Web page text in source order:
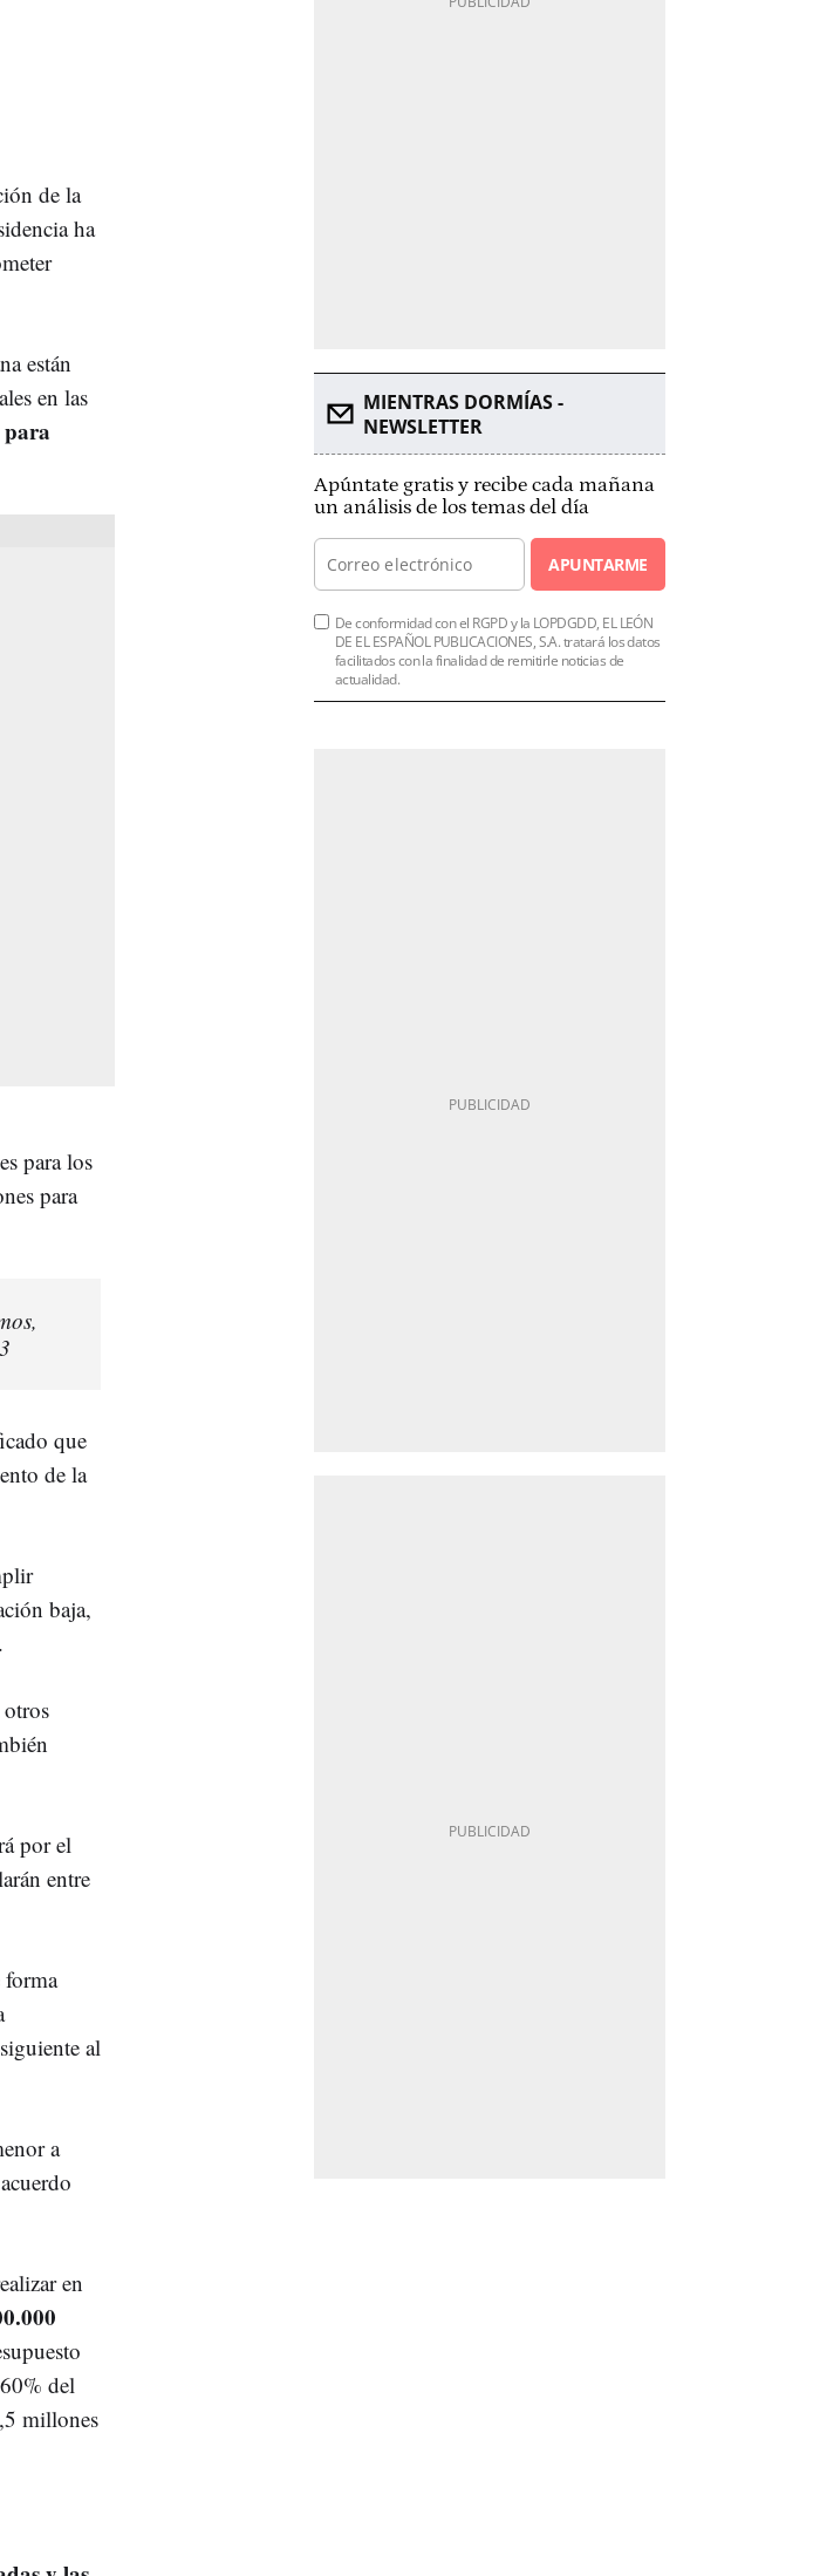
de la
ha
están
en las
para los
para
que
de la
baja,
por el
entre
forma
al
a
en
del
millones
MIENTRAS DORMÍAS -
NEWSLETTER
Apúntate gratis y recibe cada mañana
un análisis de los temas del día
APUNTARME
De conformidad con el RGPD y la LOPDGDD, EL LEÓN
DE EL ESPAÑOL PUBLICACIONES, S.A. tratará los datos
facilitados con la finalidad de remitirle noticias de
actualidad.